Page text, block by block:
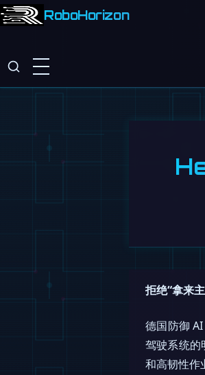
RoboHorizon
拒绝“拿来
德国防御
驾驶系统的
和高韧性作